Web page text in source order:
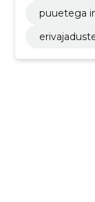
puuetega